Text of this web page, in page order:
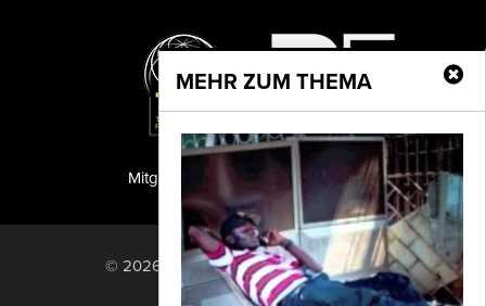
MEHR ZUM THEMA
PF Publishing GmbH
Mitglied der TIPA
© 2026 PF Publishing GmbH. All rights
reserved.